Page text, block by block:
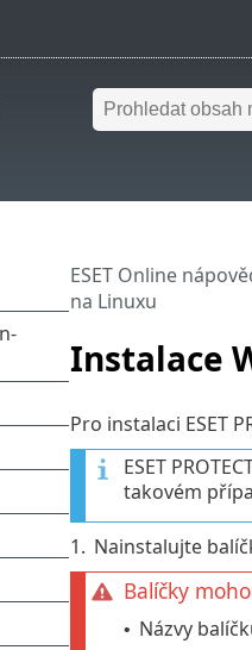
Instalace
ESET Online
na Linuxu
Pro instalaci ESET
ESET
takovém
1. Nainstalujte
Balíčky
• Názvy